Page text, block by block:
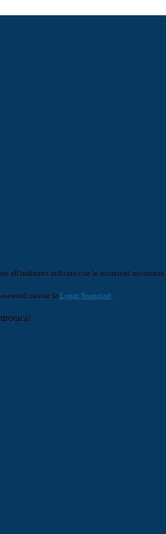
all'indirizzo indicato con le istruzioni necessarie.
tramite la Login Spaggiari